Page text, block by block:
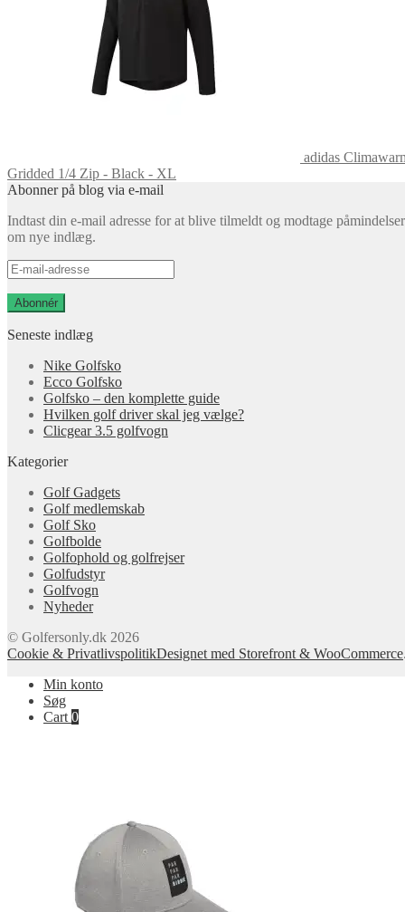
adidas
Gridded 1/4 Zip - Black - XL
Abonner på blog via e-mail
Indtast din e-mail adresse for at blive tilmeldt og modtage påmindelser
om nye indlæg.
E-
mail-
adresse
Abonnér
Seneste indlæg
Nike Golfsko
Ecco Golfsko
Golfsko – den komplette guide
Hvilken golf driver skal jeg vælge?
Clicgear 3.5 golfvogn
Kategorier
Golf Gadgets
Golf medlemskab
Golf Sko
Golfbolde
Golfophold og golfrejser
Golfudstyr
Golfvogn
Nyheder
© Golfersonly.dk 2026
Cookie & PrivatlivspolitikDesignet med Storefront & WooCommerce
Min konto
Søg
Cart 0